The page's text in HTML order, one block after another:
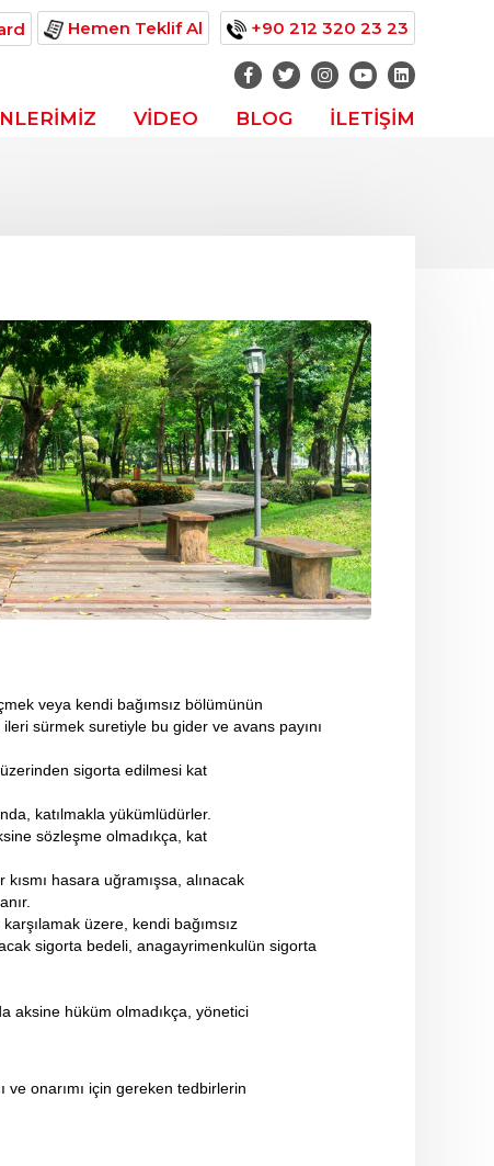
+90 212 320 23 23
Hemen Teklif Al
VİDEO BLOG İLETİŞİM
veya kendi bağımsız bölümünün
sürmek suretiyle bu gider ve avans payını
sigorta edilmesi kat
katılmakla yükümlüdürler.
sözleşme olmadıkça, kat
hasara uğramışsa, alınacak
üzere, kendi bağımsız
sigorta bedeli, anagayrimenkulün sigorta
aksine hüküm olmadıkça, yönetici
ve onarımı için gereken tedbirlerin